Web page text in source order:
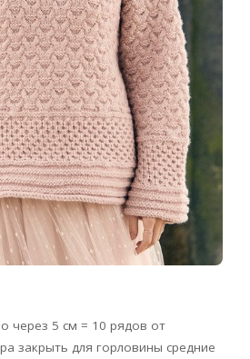
через 5 см = 10 рядов от
закрыть для горловины средние